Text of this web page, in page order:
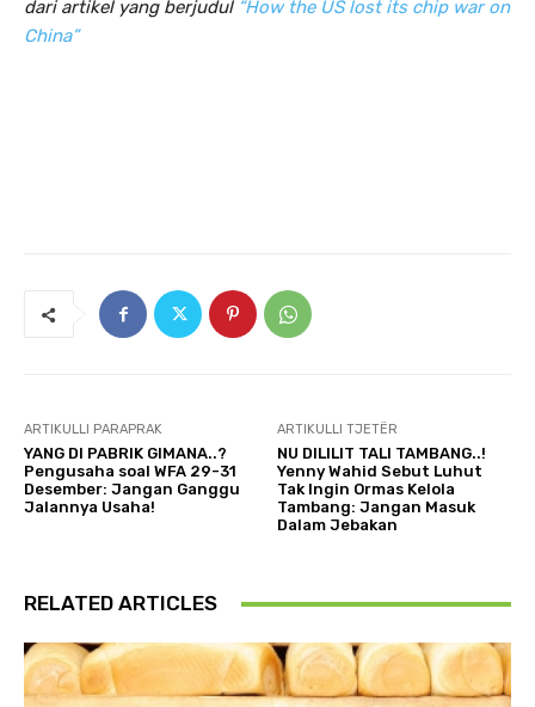
dari artikel yang berjudul “How the US lost its chip war on
China”
ARTIKULLI PARAPRAK
YANG DI PABRIK GIMANA..?
Pengusaha soal WFA 29-31
Desember: Jangan Ganggu
Jalannya Usaha!
ARTIKULLI TJETËR
NU DILILIT TALI TAMBANG..!
Yenny Wahid Sebut Luhut
Tak Ingin Ormas Kelola
Tambang: Jangan Masuk
Dalam Jebakan
RELATED ARTICLES